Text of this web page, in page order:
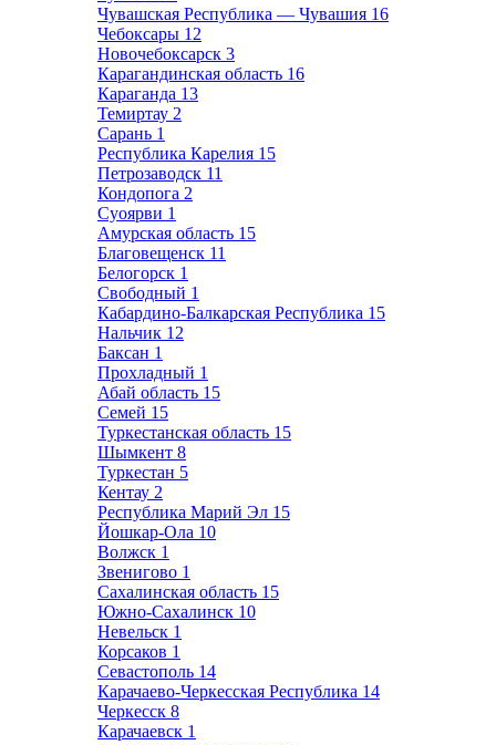
Чувашская Республика — Чувашия 16
Чебоксары 12
Новочебоксарск 3
Карагандинская область 16
Караганда 13
Темиртау 2
Сарань 1
Республика Карелия 15
Петрозаводск 11
Кондопога 2
Суоярви 1
Амурская область 15
Благовещенск 11
Белогорск 1
Свободный 1
Кабардино-Балкарская Республика 15
Нальчик 12
Баксан 1
Прохладный 1
Абай область 15
Семей 15
Туркестанская область 15
Шымкент 8
Туркестан 5
Кентау 2
Республика Марий Эл 15
Йошкар-Ола 10
Волжск 1
Звенигово 1
Сахалинская область 15
Южно-Сахалинск 10
Невельск 1
Корсаков 1
Севастополь 14
Карачаево-Черкесская Республика 14
Черкесск 8
Карачаевск 1